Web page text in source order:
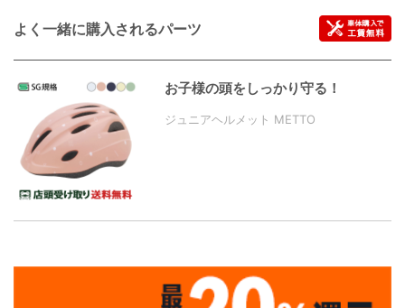
よく一緒に購入されるパーツ
お子様の頭をしっかり守る！
ジュニアヘルメット METTO